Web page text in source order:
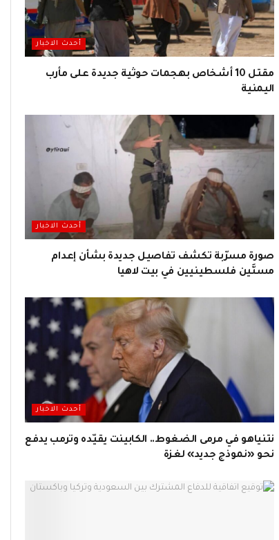
أحدث الاخبار
مقتل 10 أشخاص بهجمات حوثية جديدة على مأرب
اليمنية
أحدث الاخبار
صورة مسرّبة تكشف تفاصيل جديدة بشأن إعدام
مسنَّين فلسطينيين في بيت لاهيا
أحدث الاخبار
نتنياهو في مرمى الضغوط.. الكابينت يقيّده وترمب يدفع
نحو «نموذج جديد» لغزة